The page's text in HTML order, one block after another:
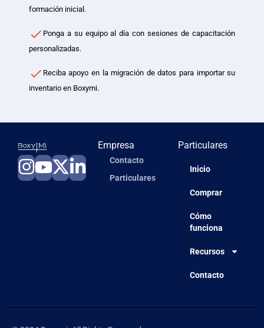
formación inicial.
Ponga a su equipo al día con sesiones de capacitación
personalizadas.
Reciba apoyo en la migración de datos para importar su
inventario en Boxymi.
Empresa
Contacto
Particulares
Particulares
Inicio
Comprar
Cómo
funciona
Recursos
Contacto